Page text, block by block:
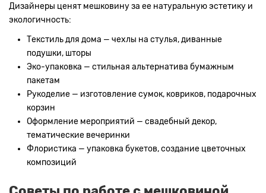
Дизайнеры ценят мешковину за ее натуральную эстетику и
экологичность:
Текстиль для дома — чехлы на стулья, диванные
подушки, шторы
Эко-упаковка — стильная альтернатива бумажным
пакетам
Рукоделие — изготовление сумок, ковриков, подарочных
корзин
Оформление мероприятий — свадебный декор,
тематические вечеринки
Флористика — упаковка букетов, создание цветочных
композиций